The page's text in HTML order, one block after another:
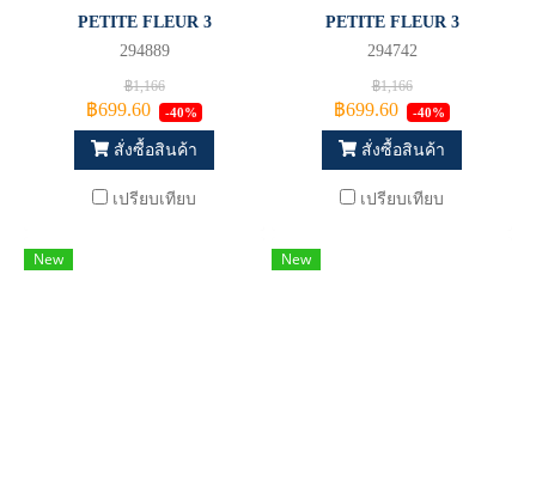
PETITE FLEUR 3
294889
฿1,166
฿699.60 -40%
สั่งซื้อสินค้า
เปรียบเทียบ
PETITE FLEUR 3
294742
฿1,166
฿699.60 -40%
สั่งซื้อสินค้า
เปรียบเทียบ
New New